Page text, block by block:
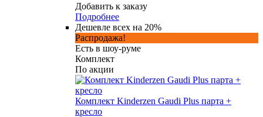
Добавить к заказу
Подробнее
Дешевле всех на 20%
Распродажа!
Есть в шоу-руме
Комплект
По акции
Комплект Kinderzen Gaudi Plus парта +
кресло